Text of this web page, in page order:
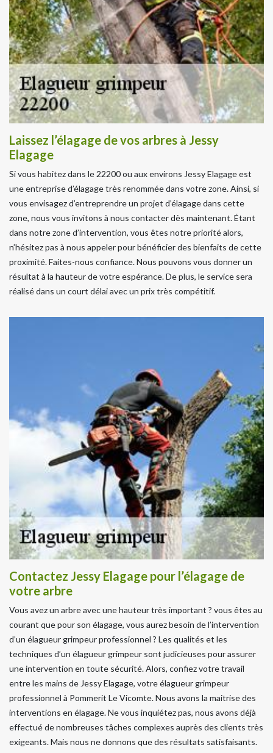
Laissez l’élagage de vos arbres à Jessy
Elagage
Si vous habitez dans le 22200 ou aux environs Jessy Elagage est
une entreprise d’élagage très renommée dans votre zone. Ainsi, si
vous envisagez d’entreprendre un projet d’élagage dans cette
zone, nous vous invitons à nous contacter dès maintenant. Étant
dans notre zone d’intervention, vous êtes notre priorité alors,
n’hésitez pas à nous appeler pour bénéficier des bienfaits de cette
proximité. Faites-nous confiance. Nous pouvons vous donner un
résultat à la hauteur de votre espérance. De plus, le service sera
réalisé dans un court délai avec un prix très compétitif.
Contactez Jessy Elagage pour l’élagage de
votre arbre
Vous avez un arbre avec une hauteur très important ? vous êtes au
courant que pour son élagage, vous aurez besoin de l’intervention
d’un élagueur grimpeur professionnel ? Les qualités et les
techniques d’un élagueur grimpeur sont judicieuses pour assurer
une intervention en toute sécurité. Alors, confiez votre travail
entre les mains de Jessy Elagage, votre élagueur grimpeur
professionnel à Pommerit Le Vicomte. Nous avons la maitrise des
interventions en élagage. Ne vous inquiétez pas, nous avons déjà
effectué de nombreuses tâches complexes auprès des clients très
exigeants. Mais nous ne donnons que des résultats satisfaisants.